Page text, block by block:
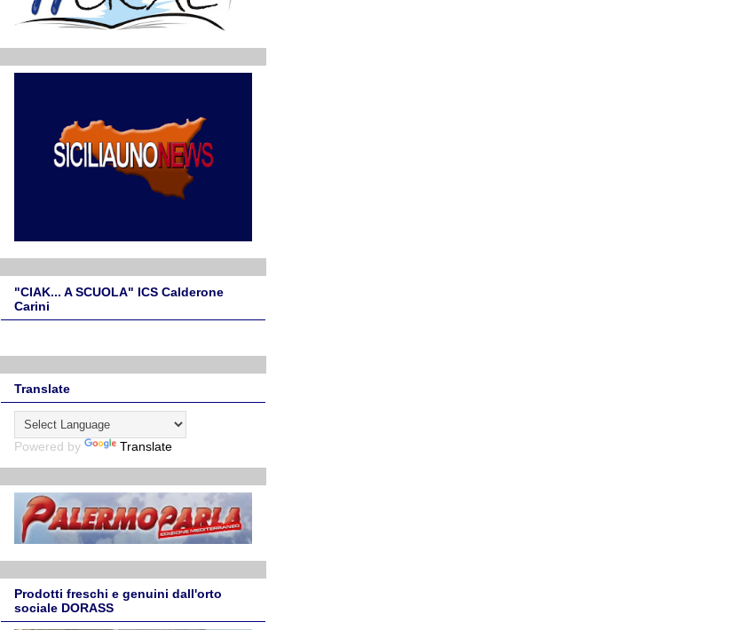
"CIAK... A SCUOLA" ICS Calderone
Carini
Translate
Powered by Translate
Prodotti freschi e genuini dall'orto
sociale DORASS